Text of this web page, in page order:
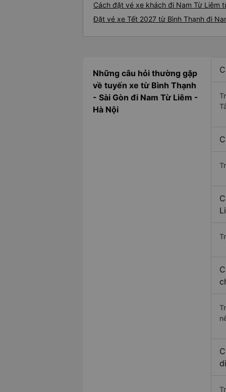
Cách đặt vé xe khách đi Nam Từ Liêm
Đặt vé xe Tết 2027 từ Bình Thạnh đi
Những câu hỏi thường gặp
về tuyến xe từ Bình Thạnh
- Sài Gòn đi Nam Từ Liêm -
Hà Nội